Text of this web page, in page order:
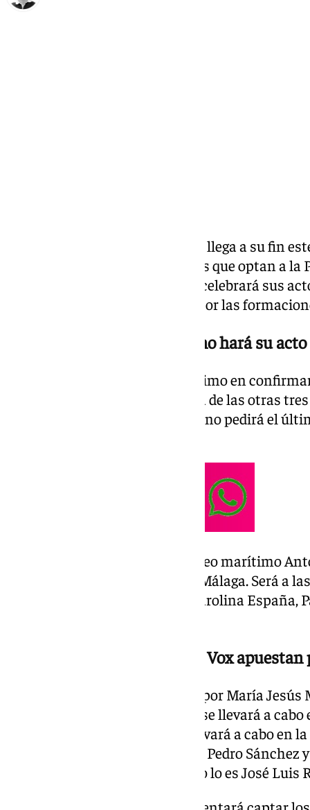
La campaña electoral andaluza llega a su fin
Los diferentes partidos políticos que optan a la
Andalucía ya perfilan dónde se celebrará sus
los momentos más esperados por las
El PP, única formación que no hará su
ha sido el último en
cierre de campaña›. A diferencia de las otras
escogen a Sevilla. Juanma Moreno pedirá el
El acto se desarrollará en el paseo marítimo
del edificio de la Diputación de Málaga. Será a
intervengan Paco de la Torre, Carolina
PSOE, Adelante Andalucía y Vox
El PSOE, liderado en Andalucía por María
formación en confirmar dónde se llevará a cabo
desconoce el lugar exacto, se llevará a cabo en
Sevilla. Lo hará acompañada de Pedro
otros líderes importantes, como lo es José Luis